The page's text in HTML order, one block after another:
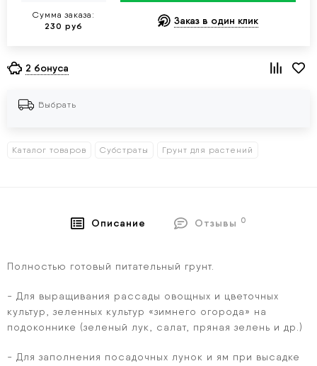
Сумма заказа:
230 руб Заказ в один клик
2 бонуса
Выбрать
Каталог товаров Субстраты Грунт для растений
Описание Отзывы 0
Полностью готовый питательный грунт.
- Для выращивания рассады овощных и цветочных
культур, зеленных культур «зимнего огорода» на
подоконнике (зеленый лук, салат, пряная зелень и др.)
- Для заполнения посадочных лунок и ям при высадке